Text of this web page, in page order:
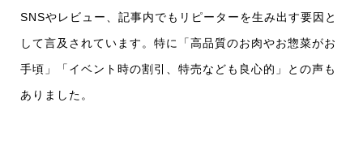
SNSやレビュー、記事内でもリピーターを生み出す要因と
して言及されています。特に「高品質のお肉やお惣菜がお
手頃」「イベント時の割引、特売なども良心的」との声も
ありました。​